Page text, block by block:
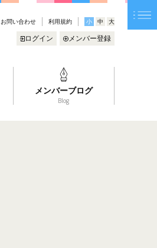
お問い合わせ 利用規約 小 中 大
ログイン メンバー登録
メンバーブログ
Blog